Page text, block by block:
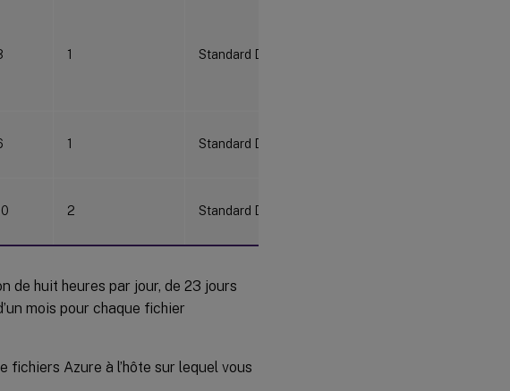
1 Standard D4as_v4
1 Standard D4as_v4
2 Standard D4as_v4
de huit heures par jour, de 23 jours
mois pour chaque fichier
Azure à l’hôte sur lequel vous